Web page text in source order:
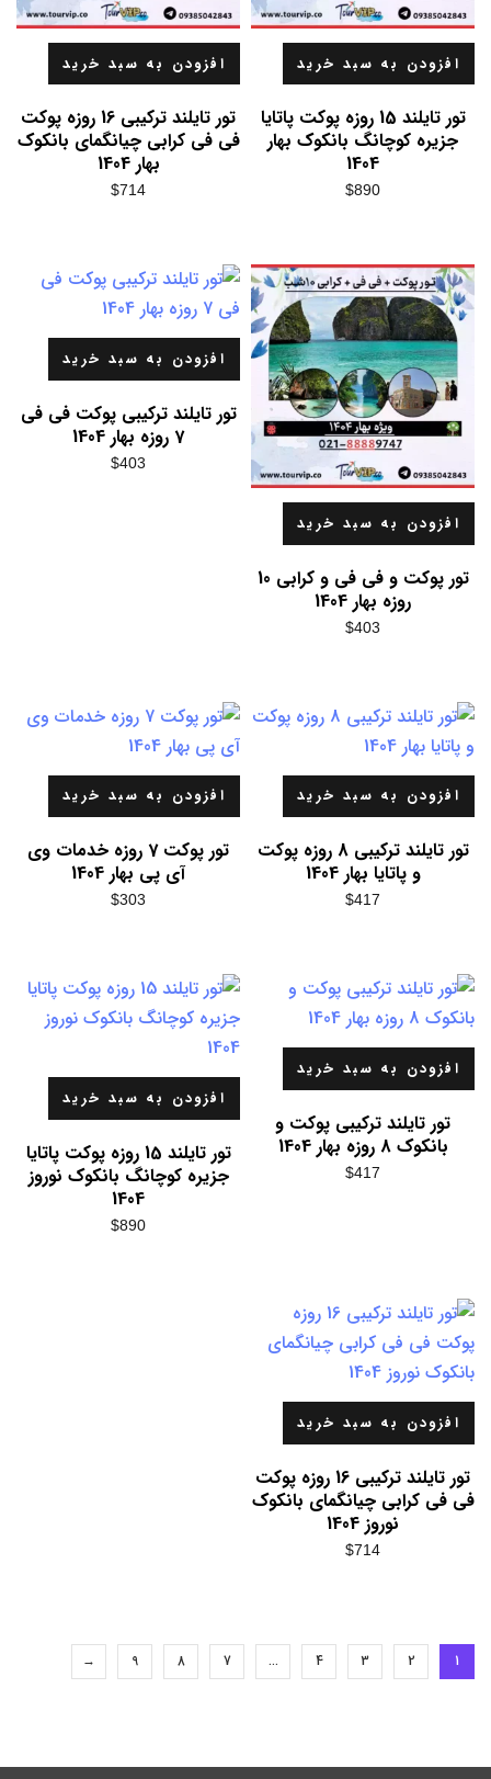
افزودن به سبد خرید
تور تایلند 15 روزه پوکت پاتایا
جزیره کوچانگ بانکوک بهار
1404
$890
افزودن به سبد خرید
تور تایلند ترکیبی 16 روزه پوکت
فی فی کرابی چیانگمای بانکوک
بهار 1404
$714
افزودن به سبد خرید
تور پوکت و فی فی و کرابی 10
روزه بهار 1404
$403
افزودن به سبد خرید
تور تایلند ترکیبی پوکت فی فی
7 روزه بهار 1404
$403
افزودن به سبد خرید
تور تایلند ترکیبی 8 روزه پوکت
و پاتایا بهار 1404
$417
افزودن به سبد خرید
تور پوکت 7 روزه خدمات وی
آی پی بهار 1404
$303
افزودن به سبد خرید
تور تایلند ترکیبی پوکت و
بانکوک 8 روزه بهار 1404
$417
افزودن به سبد خرید
تور تایلند 15 روزه پوکت پاتایا
جزیره کوچانگ بانکوک نوروز
1404
$890
افزودن به سبد خرید
تور تایلند ترکیبی 16 روزه پوکت
فی فی کرابی چیانگمای بانکوک
نوروز 1404
$714
1
2
3
4
…
7
8
9
→